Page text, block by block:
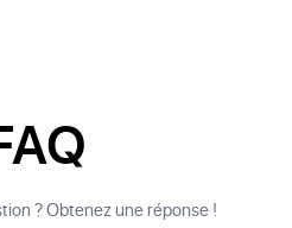
? Obtenez une réponse !